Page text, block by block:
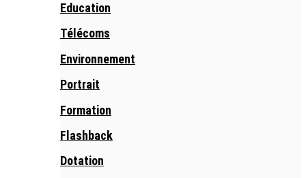
Education
Télécoms
Environnement
Portrait
Formation
Flashback
Dotation